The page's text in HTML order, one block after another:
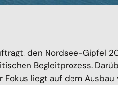
den Nordsee-Gipfel
Begleitprozess.
liegt auf dem Ausbau